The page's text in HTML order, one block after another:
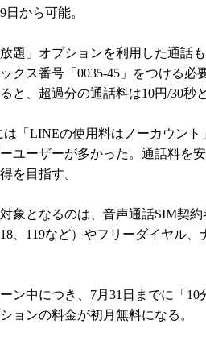
から可能。
題」オプションを利用した通話
クス番号「0035-45」をつける必
と、超過分の通話料は10円/30秒
「LINEの使用料はノーカウント
ユーザーが多かった。通話料を
を目指す。
象となるのは、音声通話SIM契
、119など）やフリーダイヤル
ン中につき、7月31日までに「10
ョンの料金が初月無料になる。